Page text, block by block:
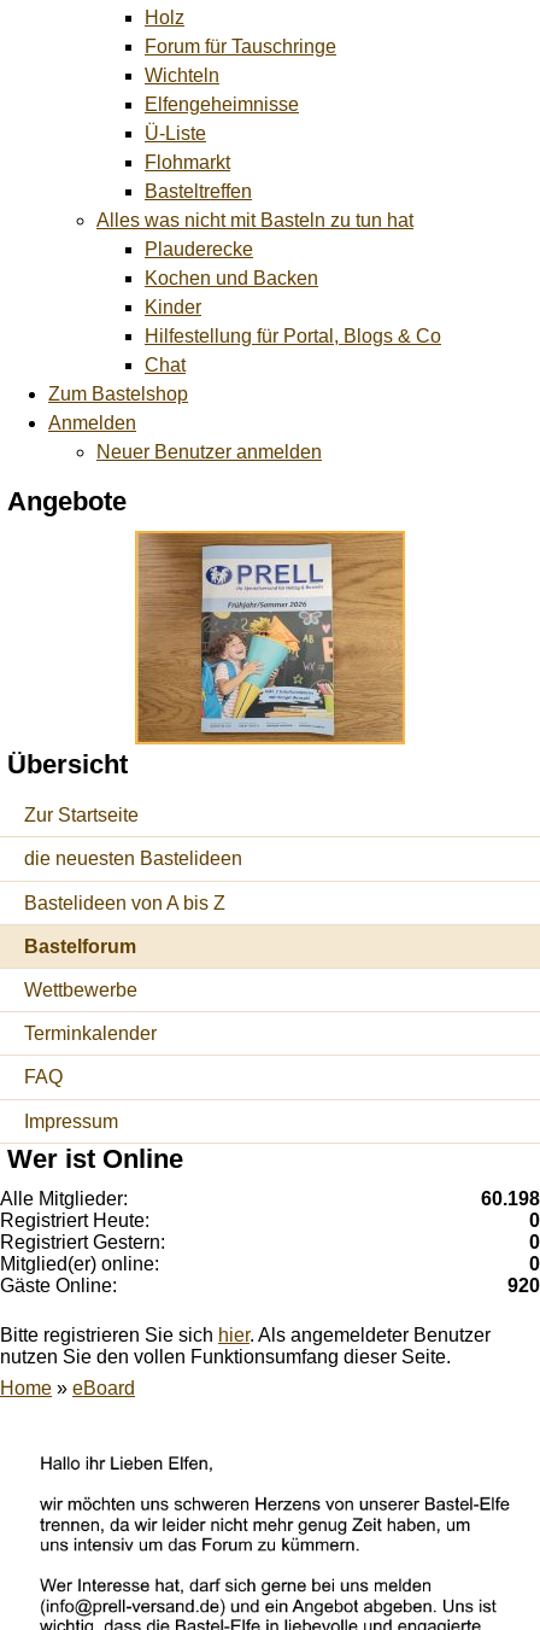
Holz
Forum für Tauschringe
Wichteln
Elfengeheimnisse
Ü-Liste
Flohmarkt
Basteltreffen
Alles was nicht mit Basteln zu tun hat
Plauderecke
Kochen und Backen
Kinder
Hilfestellung für Portal, Blogs & Co
Chat
Zum Bastelshop
Anmelden
Neuer Benutzer anmelden
Angebote
Übersicht
Zur Startseite
die neuesten Bastelideen
Bastelideen von A bis Z
Bastelforum
Wettbewerbe
Terminkalender
FAQ
Impressum
Wer ist Online
Alle Mitglieder:
60.198
Registriert Heute:
0
Registriert Gestern:
0
Mitglied(er) online:
0
Gäste Online:
920
Bitte registrieren Sie sich hier. Als angemeldeter Benutzer
nutzen Sie den vollen Funktionsumfang dieser Seite.
Home » eBoard